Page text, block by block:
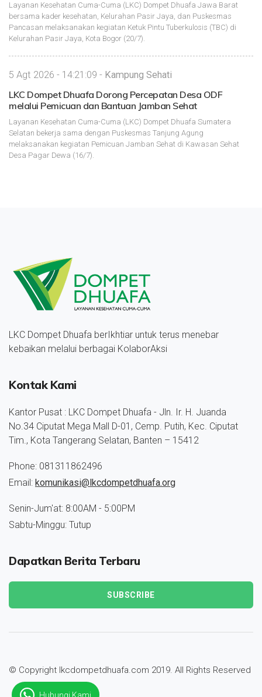
Layanan Kesehatan Cuma-Cuma (LKC) Dompet Dhuafa Jawa Barat
bersama kader kesehatan, Kelurahan Pasir Jaya, dan Puskesmas
Pancasan melaksanakan kegiatan Ketuk Pintu Tuberkulosis (TBC) di
Kelurahan Pasir Jaya, Kota Bogor (20/7).
5 Agt 2026 - 14:21:09 - Kampung Sehati
LKC Dompet Dhuafa Dorong Percepatan Desa ODF
melalui Pemicuan dan Bantuan Jamban Sehat
Layanan Kesehatan Cuma-Cuma (LKC) Dompet Dhuafa Sumatera
Selatan bekerja sama dengan Puskesmas Tanjung Agung
melaksanakan kegiatan Pemicuan Jamban Sehat di Kawasan Sehat
Desa Pagar Dewa (16/7).
LKC Dompet Dhuafa berIkhtiar untuk terus menebar
kebaikan melalui berbagai KolaborAksi
Kontak Kami
Kantor Pusat : LKC Dompet Dhuafa - Jln. Ir. H. Juanda
No.34 Ciputat Mega Mall D-01, Cemp. Putih, Kec. Ciputat
Tim., Kota Tangerang Selatan, Banten – 15412
Phone: 081311862496
Email: komunikasi@lkcdompetdhuafa.org
Senin-Jum'at: 8:00AM - 5:00PM
Sabtu-Minggu: Tutup
Dapatkan Berita Terbaru
SUBSCRIBE
© Copyright lkcdompetdhuafa.com 2019. All Rights Reserved
Hubungi Kami